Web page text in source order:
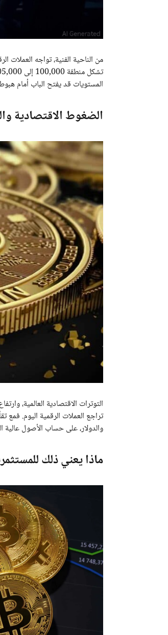
المستويات قد يفتح الباب أمام
الضغوط الاقتصادية
التوترات الاقتصادية العالمية،
تراجع العملات الرقمية اليوم. فمع
والدولار، على حساب الأصول عالية
ماذا يعني ذلك